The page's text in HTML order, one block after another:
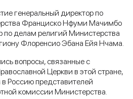
генеральный директор по
Франциско Нфуми Мачимбо
по делам религий Министерства
Флоренсио Эбана Ейя Нчама.
вопросы, связанные с
Церкви в этой стране,
Россию представителей
комиссии Министерства.